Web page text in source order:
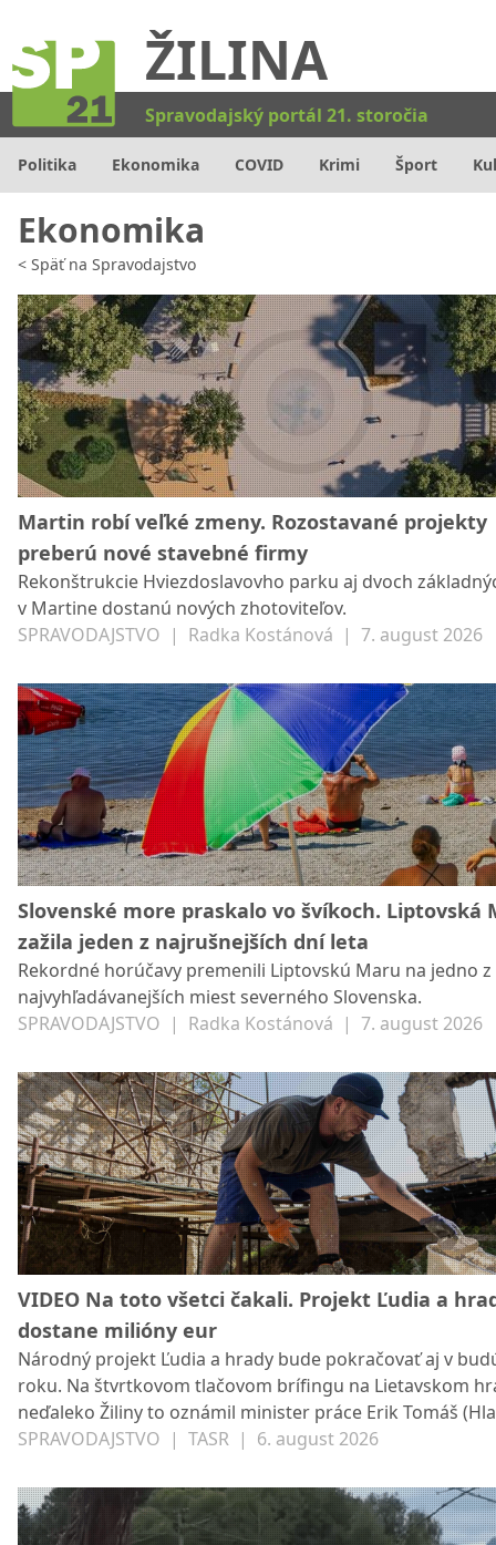
ŽILINA
Spravodajský portál 21. storočia
Politika Ekonomika COVID Krimi Šport
Ekonomika
< Späť na Spravodajstvo
Martin robí veľké zmeny. Rozostavané projekty
preberú nové stavebné firmy
Rekonštrukcie Hviezdoslavovho parku aj dvoch
v Martine dostanú nových zhotoviteľov.
SPRAVODAJSTVO | Radka Kostánová | 7. august 2026
Slovenské more praskalo vo švíkoch. Liptovská
zažila jeden z najrušnejších dní leta
Rekordné horúčavy premenili Liptovskú Maru na jedno z
najvyhľadávanejších miest severného Slovenska.
SPRAVODAJSTVO | Radka Kostánová | 7. august 2026
VIDEO Na toto všetci čakali. Projekt Ľudia a
dostane milióny eur
Národný projekt Ľudia a hrady bude pokračovať aj v
roku. Na štvrtkovom tlačovom brífingu na Lietavskom
neďaleko Žiliny to oznámil minister práce Erik Tomáš
Uviedol, že finančná podpora by mala byť približne v
šesť miliónov eur.
SPRAVODAJSTVO | TASR | 6. august 2026